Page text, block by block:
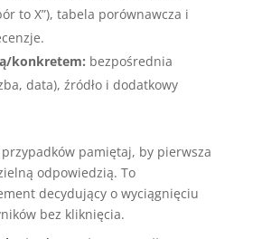
to X”), tabela porównawcza i
konkretem: bezpośrednia
data), źródło i dodatkowy
pamiętaj, by pierwsza
odpowiedzią. To
decydujący o wyciągnięciu
bez kliknięcia.